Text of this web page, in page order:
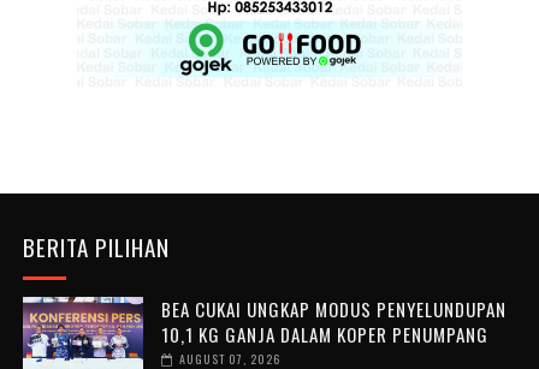
BERITA PILIHAN
BEA CUKAI UNGKAP MODUS PENYELUNDUPAN
10,1 KG GANJA DALAM KOPER PENUMPANG
AUGUST 07, 2026